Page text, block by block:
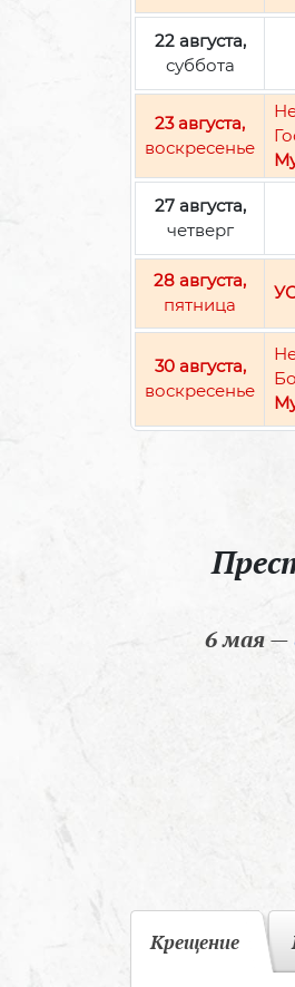
22 августа,
суббота
23 августа,
воскресенье
27 августа,
четверг
28 августа,
пятница
30 августа,
воскресенье
6 мая—
Крещение